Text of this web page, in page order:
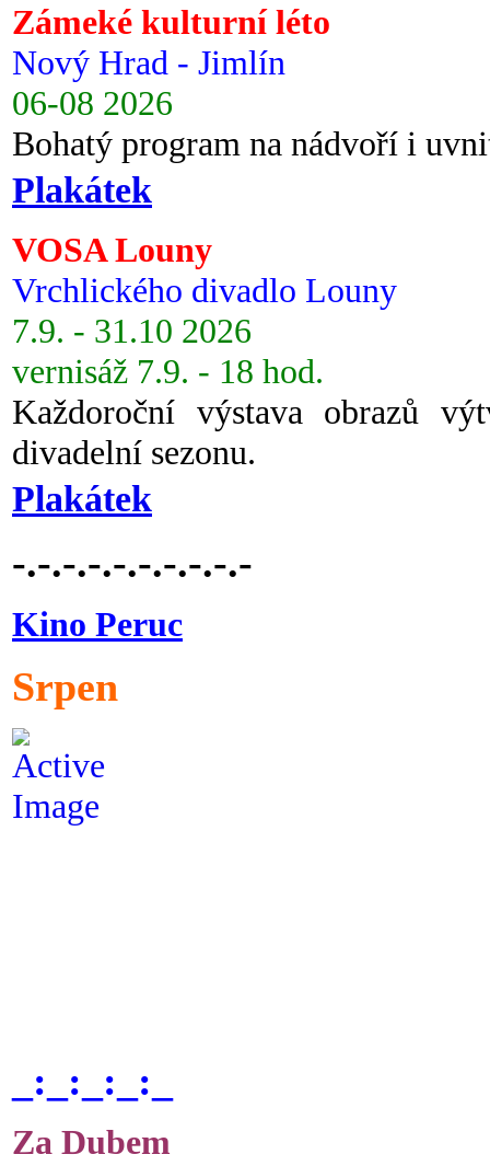
Zámeké kulturní léto
Nový Hrad - Jimlín
06-08 2026
Bohatý program na nádvoří i
Plakátek
VOSA Louny
Vrchlického divadlo Louny
7.9. - 31.10 2026
vernisáž 7.9. - 18 hod.
Každoroční výstava obrazů
divadelní sezonu.
Plakátek
-.-.-.-.-.-.-.-.-.-
Kino Peruc
Srpen
_:_:_:_:_
Za Dubem